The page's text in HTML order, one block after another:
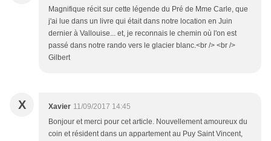
Magnifique récit sur cette légende du Pré de Mme Carle, que
j'ai lue dans un livre qui était dans notre location en Juin
dernier à Vallouise... et, je reconnais le chemin où l'on est
passé dans notre rando vers le glacier blanc.<br /> <br />
Gilbert
X Xavier 11/09/2017 14:45
Bonjour et merci pour cet article. Nouvellement amoureux du
coin et résident dans un appartement au Puy Saint Vincent,